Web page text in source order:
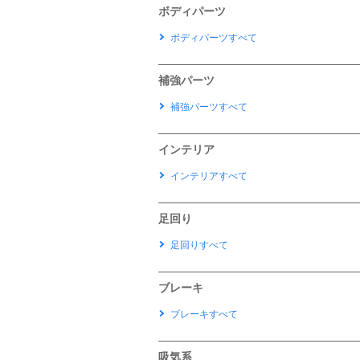
ボディパーツ
ボディパーツすべて
補強パーツ
補強パーツすべて
インテリア
インテリアすべて
足回り
足回りすべて
ブレーキ
ブレーキすべて
吸気系